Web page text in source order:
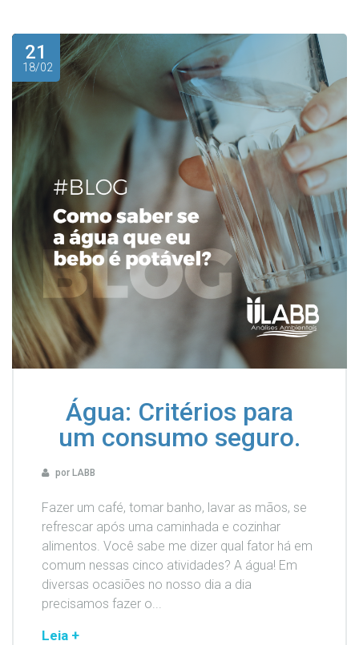
21
18/02
Água: Critérios para
um consumo seguro.
por LABB
Fazer um café, tomar banho, lavar as mãos, se
refrescar após uma caminhada e cozinhar
alimentos. Você sabe me dizer qual fator há em
comum nessas cinco atividades? A água! Em
diversas ocasiões no nosso dia a dia
precisamos fazer o...
Leia +